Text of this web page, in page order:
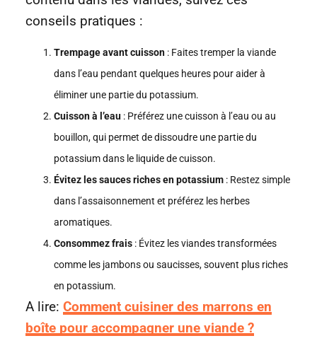
conseils pratiques :
Trempage avant cuisson : Faites tremper la viande
dans l’eau pendant quelques heures pour aider à
éliminer une partie du potassium.
Cuisson à l’eau : Préférez une cuisson à l’eau ou au
bouillon, qui permet de dissoudre une partie du
potassium dans le liquide de cuisson.
Évitez les sauces riches en potassium : Restez simple
dans l’assaisonnement et préférez les herbes
aromatiques.
Consommez frais : Évitez les viandes transformées
comme les jambons ou saucisses, souvent plus riches
en potassium.
A lire: Comment cuisiner des marrons en
boîte pour accompagner une viande ?